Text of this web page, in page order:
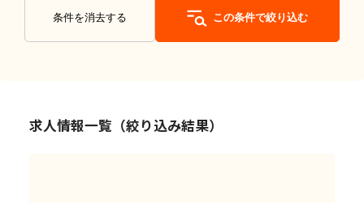
条件を消去する この条件で絞り込む
求人情報一覧（絞り込み結果）